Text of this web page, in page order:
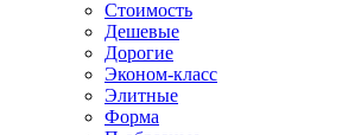
Стоимость
Дешевые
Дорогие
Эконом-класс
Элитные
Форма